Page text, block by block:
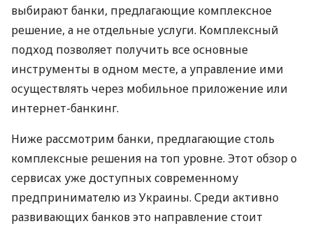
выбирают банки, предлагающие комплексное
решение, а не отдельные услуги. Комплексный
подход позволяет получить все основные
инструменты в одном месте, а управление ими
осуществлять через мобильное приложение или
интернет-банкинг.
Ниже рассмотрим банки, предлагающие столь
комплексные решения на топ уровне. Этот обзор о
сервисах уже доступных современному
предпринимателю из Украины. Среди активно
развивающих банков это направление стоит